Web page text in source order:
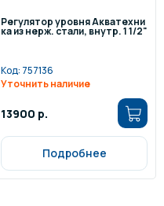
Регулятор уровня Акватехни
ка из нерж. стали, внутр. 1 1/2"
Код: 757136
Уточнить наличие
13900 р.
Подробнее